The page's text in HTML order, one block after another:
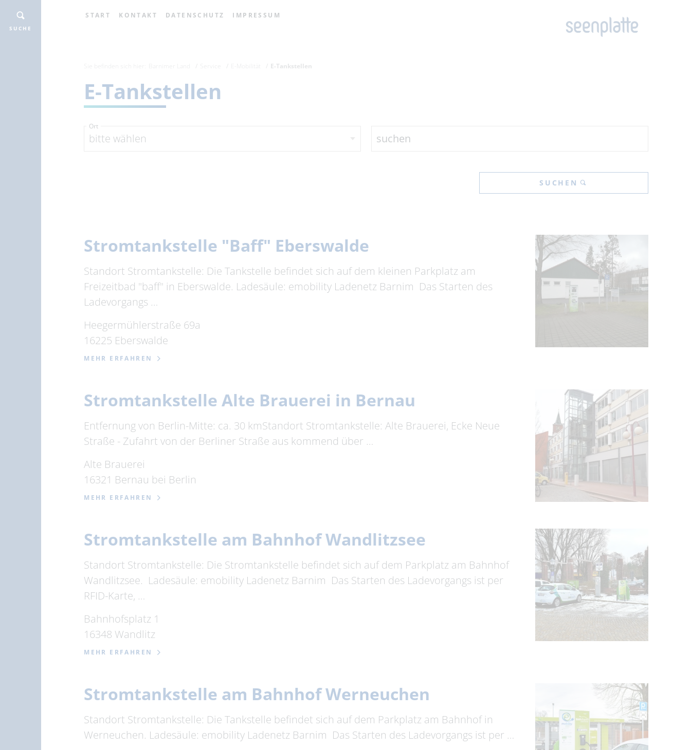
START KONTAKT DATENSCHUTZ IMPRESSUM
SUCHE
E-Tankstellen
E-Tankstellen
bitte wählen
Ort
suchen
SUCHEN
Stromtankstelle "Baff" Eberswalde
Standort Stromtankstelle: Die Tankstelle befindet sich auf dem kleinen Parkplatz am
Freizeitbad "baff" in Eberswalde. Ladesäule: emobility Ladenetz Barnim Das Starten des
Ladevorgangs …
Heegermühlerstraße 69a
16225 Eberswalde
MEHR ERFAHREN
Stromtankstelle Alte Brauerei in Bernau
Entfernung von Berlin-Mitte: ca. 30 kmStandort Stromtankstelle: Alte Brauerei, Ecke Neue
Straße - Zufahrt von der Berliner Straße aus kommend über …
Alte Brauerei
16321 Bernau bei Berlin
MEHR ERFAHREN
Stromtankstelle am Bahnhof Wandlitzsee
Standort Stromtankstelle: Die Stromtankstelle befindet sich auf dem Parkplatz am Bahnhof
Wandlitzsee. Ladesäule: emobility Ladenetz Barnim Das Starten des Ladevorgangs ist per
RFID-Karte, …
Bahnhofsplatz 1
16348 Wandlitz
MEHR ERFAHREN
Stromtankstelle am Bahnhof Werneuchen
Standort Stromtankstelle: Die Tankstelle befindet sich auf dem Parkplatz am Bahnhof in
Werneuchen. Ladesäule: emobility Ladenetz Barnim Das Starten des Ladevorgangs ist per …